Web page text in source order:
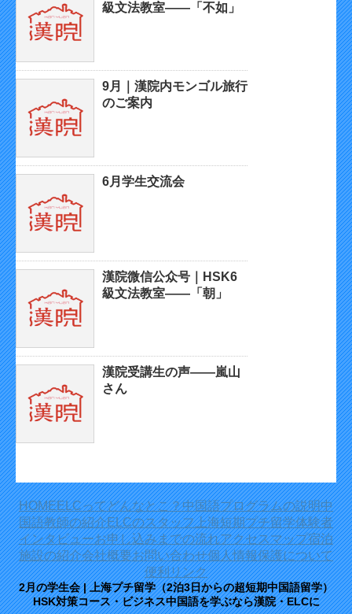
級文法教室——「不如」
9月｜漢院内モンゴル旅行
のご案内
6月学生交流会
漢院微信公众号｜HSK6
級文法教室——「朝」
漢院受講生の声——嵐山
さん
HOMEELCってどんなとこ？中国語プログラムの説明中
国語教師の紹介ELCのスタッフ上海短期プチ留学体験者
インタビューお申し込みまでの流れアクセスマップ宿泊
施設の紹介会社概要お問い合わせ個人情報保護について
便利リンク
2月の学生会 | 上海プチ留学（2泊3日からの超短期中国語留学）
HSK対策コース・ビジネス中国語を学ぶなら漢院・ELCに